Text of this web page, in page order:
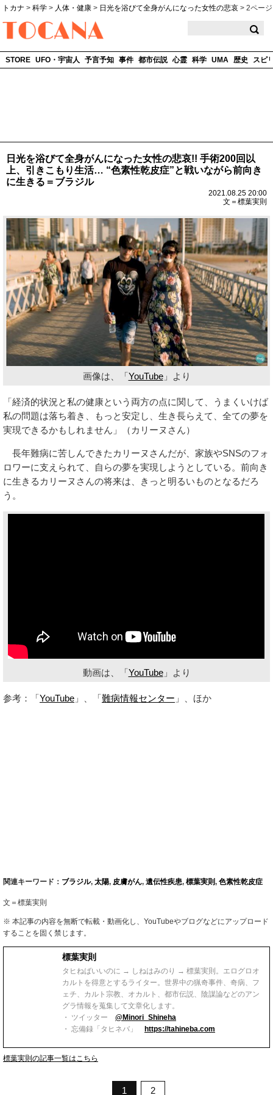
トカナ > 科学 > 人体・健康 > 日光を浴びて全身がんになった女性の悲哀 > 2ペー
STORE UFO・宇宙人 予言予知 事件 都市伝説 心霊 科学 UMA 歴史 スピ
日光を浴びて全身がんになった女性の悲哀!! 手術200回以
上、引きこもり生活… “色素性乾皮症”と戦いながら前向き
に生きる＝ブラジル
2021.08.25 20:00
文＝標葉実則
画像は、「YouTube」より
「経済的状況と私の健康という両方の点に関して、うまくいけば
私の問題は落ち着き、もっと安定し、生き長らえて、全ての夢を
実現できるかもしれません」（カリーヌさん）
長年難病に苦しんできたカリーヌさんだが、家族やSNSのフォ
ロワーに支えられて、自らの夢を実現しようとしている。前向き
に生きるカリーヌさんの将来は、きっと明るいものとなるだろ
う。
動画は、「YouTube」より
参考：「YouTube 」、「難病情報センター 」、ほか
関連キーワード： ブラジル, 太陽, 皮膚がん, 遺伝性疾患, 標葉実則, 色素性乾皮症
文＝標葉実則
※ 本記事の内容を無断で転載・動画化し、YouTubeやブログなどにアップロード
することを固く禁じます。
標葉実則
タヒねばいいのに → しねはみのり → 標葉実則。エログロオ
カルトを得意とするライター。世界中の猟奇事件、奇病、フ
ェチ、カルト宗教、オカルト、都市伝説、陰謀論などのアン
グラ情報を蒐集して文章化します。
・ ツイッター @Minori_Shineha
・ 忘備録「タヒネバ」 https://tahineba.com
標葉実則の記事一覧はこちら
1 2